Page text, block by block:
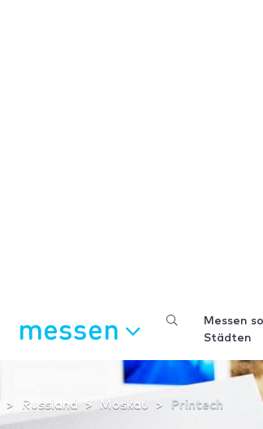
messen
Messen
Städten
Russland Moskau Printech